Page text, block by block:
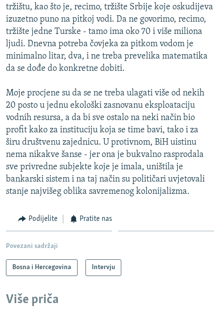
tržištu, kao što je, recimo, tržište Srbije koje oskudijeva
izuzetno puno na pitkoj vodi. Da ne govorimo, recimo,
tržište jedne Turske - tamo ima oko 70 i više miliona
ljudi. Dnevna potreba čovjeka za pitkom vodom je
minimalno litar, dva, i ne treba prevelika matematika
da se dođe do konkretne dobiti.
Moje procjene su da se ne treba ulagati više od nekih
20 posto u jednu ekološki zasnovanu eksploataciju
vodnih resursa, a da bi sve ostalo na neki način bio
profit kako za instituciju koja se time bavi, tako i za
širu društvenu zajednicu. U protivnom, BiH uistinu
nema nikakve šanse - jer ona je bukvalno rasprodala
sve privredne subjekte koje je imala, uništila je
bankarski sistem i na taj način su političari uvjetovali
stanje najvišeg oblika savremenog kolonijalizma.
Podijelite Pratite nas
Povezani sadržaji
Bosna i Hercegovina Intervju
Više priča